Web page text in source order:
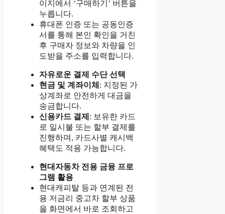
이지에서 ‘구매하기’ 버튼을
누릅니다.
휴대폰 인증 또는 공동인증
서를 통해 본인 확인을 거친
후 구매자 정보와 차량을 인
도받을 주소를 입력합니다.
자유로운 결제 수단 선택
현금 및 계좌이체 : 지정된 가
상계좌로 안전하게 대금을
송금합니다.
신용카드 결제 : 보유한 카드
로 일시불 또는 할부 결제를
진행하며, 카드사별 캐시백
혜택도 적용 가능합니다.
현대자동차 전용 금융 프로
그램 활용
현대캐피탈 등과 연계된 전
용 저금리 중고차 할부 상품
을 화면에서 바로 조회하고